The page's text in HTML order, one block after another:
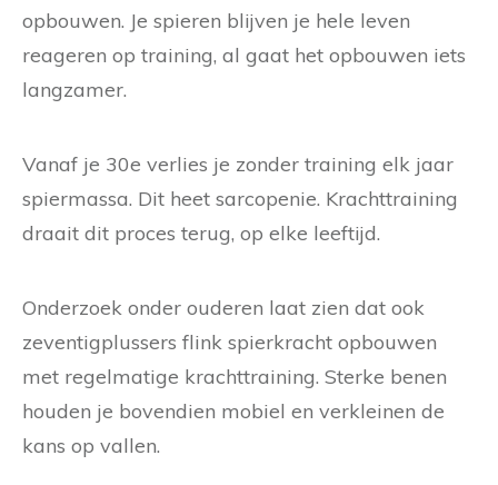
opbouwen. Je spieren blijven je hele leven
reageren op training, al gaat het opbouwen iets
langzamer.
Vanaf je 30e verlies je zonder training elk jaar
spiermassa. Dit heet sarcopenie. Krachttraining
draait dit proces terug, op elke leeftijd.
Onderzoek onder ouderen laat zien dat ook
zeventigplussers flink spierkracht opbouwen
met regelmatige krachttraining. Sterke benen
houden je bovendien mobiel en verkleinen de
kans op vallen.